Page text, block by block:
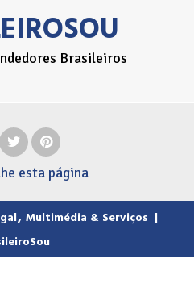
Brasileiros
esta página
, Multimédia & Serviços |